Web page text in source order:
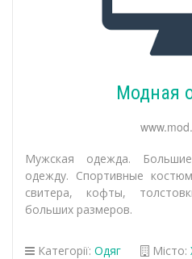
Модная
Мужская одежда.
одежду. Спортивные
свитера, кофты,
больших размеров.
Категорії: Одяг Місто: